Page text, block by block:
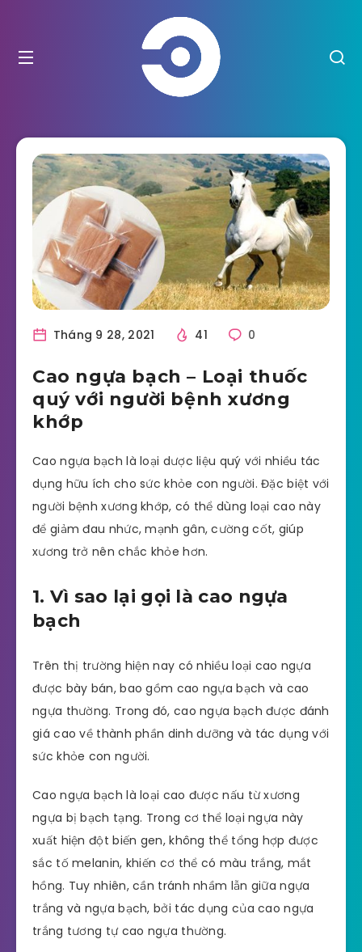
Tháng 9 28, 2021 41 0
Cao ngựa bạch – Loại thuốc
quý với người bệnh xương
khớp
Cao ngựa bạch là loại dược liệu quý với nhiều tác
dụng hữu ích cho sức khỏe con người. Đặc biệt với
người bệnh xương khớp, có thể dùng loại cao này
để giảm đau nhức, mạnh gân, cường cốt, giúp
xương trở nên chắc khỏe hơn.
1. Vì sao lại gọi là cao ngựa
bạch
Trên thị trường hiện nay có nhiều loại cao ngựa
được bày bán, bao gồm cao ngựa bạch và cao
ngựa thường. Trong đó, cao ngựa bạch được đánh
giá cao về thành phần dinh dưỡng và tác dụng với
sức khỏe con người.
Cao ngựa bạch là loại cao được nấu từ xương
ngựa bị bạch tạng. Trong cơ thể loại ngựa này
xuất hiện đột biến gen, không thể tổng hợp được
sắc tố melanin, khiến cơ thể có màu trắng, mắt
hồng. Tuy nhiên, cần tránh nhầm lẫn giữa ngựa
trắng và ngựa bạch, bởi tác dụng của cao ngựa
trắng tương tự cao ngựa thường.